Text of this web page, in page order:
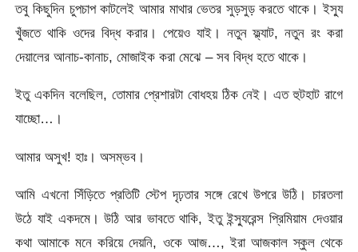
তবু কিছুদিন চুপচাপ কাটলেই আমার মাথার ভেতর সুড়সুড় করতে থাকে। ইস্যু
খুঁজতে থাকি ওদের বিদ্ধ করার। পেয়েও যাই। নতুন ফ্ল্যাট, নতুন রং করা
দেয়ালের আনাচ-কানাচ, মোজাইক করা মেঝে – সব বিদ্ধ হতে থাকে।
ইতু একদিন বলেছিল, তোমার প্রেশারটা বোধহয় ঠিক নেই। এত হুটহাট রাগে
যাচ্ছো…।
আমার অসুখ! হাঃ। অসম্ভব।
আমি এখনো সিঁড়িতে প্রতিটি স্টেপ দৃঢ়তার সঙ্গে রেখে উপরে উঠি। চারতলা
উঠে যাই একদমে। উঠি আর ভাবতে থাকি, ইতু ইন্স্যুরেন্স প্রিমিয়াম দেওয়ার
কথা আমাকে মনে করিয়ে দেয়নি, ওকে আজ…, ইরা আজকাল স্কুল থেকে